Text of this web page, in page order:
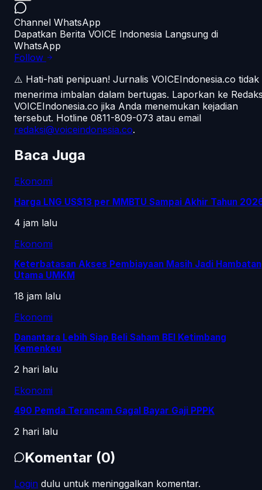
Channel WhatsApp
Dapatkan Berita VOICE Indonesia Langsung di
WhatsApp
Follow
⚠️ Hati-hati penipuan! Jurnalis VOICEIndonesia.co tidak
menerima imbalan dalam bertugas. Laporkan ke
VOICEIndonesia.co jika Anda menemukan kejadian
tersebut. Hotline 0811-809-073 atau email
redaksi@voiceindonesia.co.
Baca Juga
Ekonomi
Harga LNG US$13 per MMBTU Sampai Akhir Tahun
4 jam lalu
Ekonomi
Keterbatasan Akses Pembiayaan Masih Jadi Hambatan
Utama UMKM
18 jam lalu
Ekonomi
Danantara Lebih Siap Beli Saham BEI Ketimbang
Kemenkeu
2 hari lalu
Ekonomi
490 Pemda Terancam Gagal Bayar Gaji PPPK
2 hari lalu
Komentar (0)
Login dulu untuk meninggalkan komentar.